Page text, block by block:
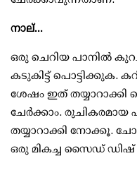
നാല്...
ഒരു ചെറിയ പാനില്‍
കടുകിട്ട് പൊട്ടിക്കുക.
ശേഷം ഇത് തയ്യാറാക്കി
ചേര്‍ക്കാം. രുചികരമായ
തയ്യാറാക്കി നോക്കൂ.
ഒരു മികച്ച സൈഡ്